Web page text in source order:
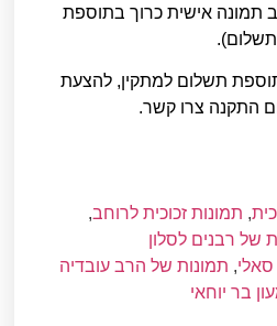
תמונה אישית כרוך בתוספת
תשלום).
תשלום למתקין, להצעת
התקנה צרו קשר.
, תמונות זכוכית לרוחב,
של רבנים לסלון
, תמונות של הרב עובדיה
בר יוחאי